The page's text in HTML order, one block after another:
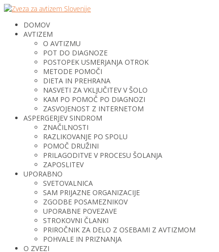
DOMOV
AVTIZEM
O AVTIZMU
POT DO DIAGNOZE
POSTOPEK USMERJANJA OTROK
METODE POMOČI
DIETA IN PREHRANA
NASVETI ZA VKLJUČITEV V ŠOLO
KAM PO POMOČ PO DIAGNOZI
ZASVOJENOST Z INTERNETOM
ASPERGERJEV SINDROM
ZNAČILNOSTI
RAZLIKOVANJE PO SPOLU
POMOČ DRUŽINI
PRILAGODITVE V PROCESU ŠOLANJA
ZAPOSLITEV
UPORABNO
SVETOVALNICA
SAM PRIJAZNE ORGANIZACIJE
ZGODBE POSAMEZNIKOV
UPORABNE POVEZAVE
STROKOVNI ČLANKI
PRIROČNIK ZA DELO Z OSEBAMI Z AVTIZMOM
POHVALE IN PRIZNANJA
O ZVEZI